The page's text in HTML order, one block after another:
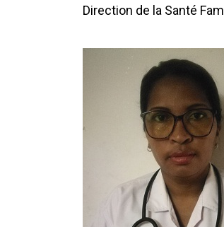
Direction de la Santé